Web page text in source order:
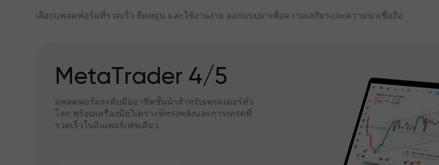
เลือกแพลตฟอร์มที่รวดเร็ว ยืดหยุ่น และใช้งานง่าย ออกแบบมาเพื่อความเสถียรและความน่าเชื่อถือ
MetaTrader 4/5
แพลตฟอร์มระดับมืออาชีพชั้นนำสำหรับเทรดเดอร์ทั่ว
โลก พร้อมเครื่องมือวิเคราะห์ทรงพลังและการเทรดที่
รวดเร็วในอินเทอร์เฟซเดียว